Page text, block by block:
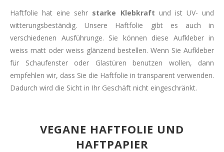
Haftfolie hat eine sehr starke Klebkraft und ist UV- und
witterungsbeständig. Unsere Haftfolie gibt es auch in
verschiedenen Ausführunge. Sie können diese Aufkleber in
weiss matt oder weiss glänzend bestellen. Wenn Sie Aufkleber
für Schaufenster oder Glastüren benutzen wollen, dann
empfehlen wir, dass Sie die Haftfolie in transparent verwenden.
Dadurch wird die Sicht in Ihr Geschäft nicht eingeschränkt.
VEGANE HAFTFOLIE UND
HAFTPAPIER